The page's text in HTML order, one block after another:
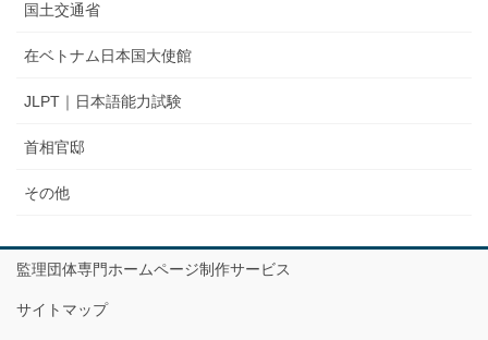
国土交通省
在ベトナム日本国大使館
JLPT｜日本語能力試験
首相官邸
その他
監理団体専門ホームページ制作サービス
サイトマップ